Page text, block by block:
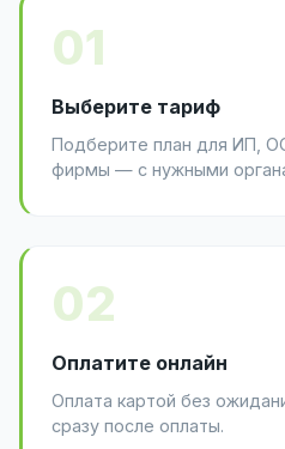
01
Выберите тариф
Подберите план для ИП,
фирмы — с нужными
02
Оплатите онлайн
Оплата картой без
сразу после оплаты.